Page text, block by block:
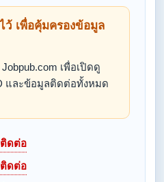
เพื่อคุ้มครองข้อมูล
เพื่อเปิดดู
และข้อมูลติดต่อทั้งหมด
ดต่อ
ดต่อ